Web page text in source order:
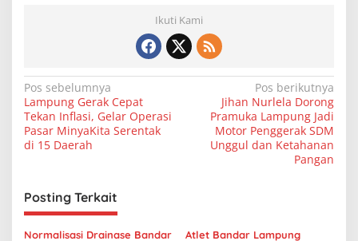
Ikuti Kami
N
a
v
i
a
s
Pos sebelumnya
Lampung Gerak Cepat
Tekan Inflasi, Gelar Operasi
Pasar MinyaKita Serentak
di 15 Daerah
Pos berikutnya
Jihan Nurlela Dorong
Pramuka Lampung Jadi
Motor Penggerak SDM
Unggul dan Ketahanan
Pangan
Posting Terkait
Normalisasi Drainase Bandar
Atlet Bandar Lampung